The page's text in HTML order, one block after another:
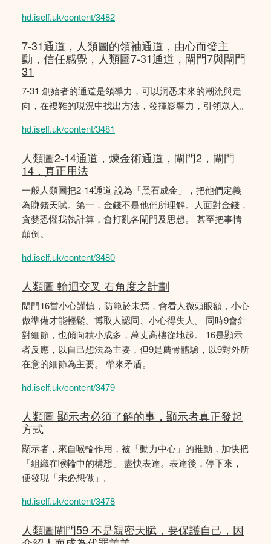
hd.iself.uk/content/3482
7-31通道，人類圖的領袖通道，由心而發主
動，信任感覺，人類圖7-31通道，閘門7與閘門
31
7-31 創始者的通道是領導力，可以洞悉未來的潮流與走
向，在複雜的現況中找出方法，發揮影響力，引領眾人。
hd.iself.uk/content/3481
人類圖2-14通道，煉金術通道，閘門2，閘門
14，真正用法
一般人類圖把2-14通道 說為「黑石成金」，把他們定義
為賺錢天賦。第一，金錢不是他們所理解。人面對金錢，
貪婪恐懼我執計算，會打亂各閘門及思想。 甚至把事情
顛倒。
hd.iself.uk/content/3480
人類圖 輪迴交叉 右角度之計劃
閘門16當小心謹慎，防範於未焉，會看人微頭眼額，小心
做準備才能輕鬆。博取人認同、小心得失人。 同時9會針
對細節，也傾向積小成多，萬丈高樓從地起。 16是顯示
者反應，以自己想法為主要，但9是薦骨體驗，以9對外所
在意的細節為主要。 帶來矛盾。
hd.iself.uk/content/3479
人類圖 顯示者必須了解的事，顯示者真正發起
方式
顯示者，來自喉輪作用，被「動力中心」的推動，加快把
「組織在喉輪中的構想」 盡快表達。表達後，停下來，
便發現「未必想做」。
hd.iself.uk/content/3478
人類圖閘門59 不是親密天賦，要保護自己，因